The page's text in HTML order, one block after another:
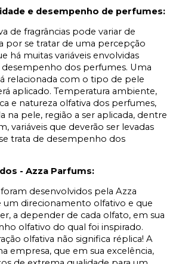
e desempenho de perfumes:
de fragrâncias pode variar de
por se tratar de uma percepção
há muitas variáveis envolvidas
desempenho dos perfumes. Uma
relacionada com o tipo de pele
aplicado. Temperatura ambiente,
e natureza olfativa dos perfumes,
na pele, região a ser aplicada, dentre
variáveis que deverão ser levadas
trata de desempenho dos
- Azza Parfums:
desenvolvidos pela Azza
um direcionamento olfativo e que
a depender de cada olfato, em sua
olfativo do qual foi inspirado.
olfativa não significa réplica! A
empresa, que em sua excelência,